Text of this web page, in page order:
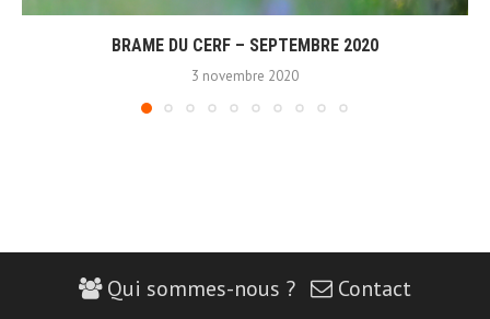
BRAME DU CERF – SEPTEMBRE 2020
3 novembre 2020
Qui sommes-nous ? Contact